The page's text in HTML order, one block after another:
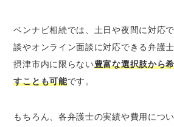
ベンナビ相続では、土日や夜間に対応
談やオンライン面談に対応できる弁護
摂津市内に限らない豊富な選択肢から
すことも可能です。
もちろん、各弁護士の実績や費用につ